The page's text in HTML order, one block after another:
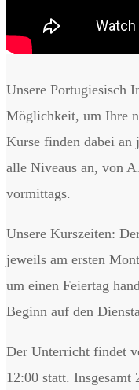
Unsere Portugiesisch
Möglichkeit, um Ihre
Kurse finden dabei an
alle Niveaus an, von
vormittags.
Unsere Kurszeiten:
jeweils am ersten
um einen Feiertag
Beginn auf den
Der Unterricht findet
12:00 statt. Insgesamt